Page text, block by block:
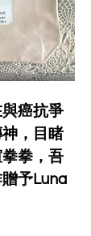
癌抗爭
，目睹
拳，吾
予Luna